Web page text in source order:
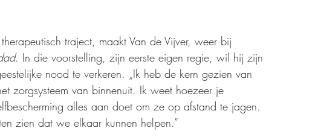
traject, maakt Van de Vijver, weer bij
. In die voorstelling, zijn eerste eigen regie, wil hij zijn
nood te verkeren. „Ik heb de kern gezien van
zorgsysteem van binnenuit. Ik weet hoezeer je
alles aan doet om ze op afstand te jagen.
zien dat we elkaar kunnen helpen.”